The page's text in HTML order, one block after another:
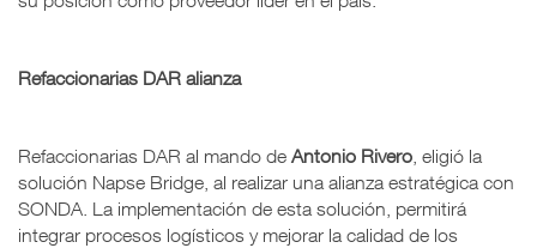
Refaccionarias DAR alianza
Refaccionarias DAR al mando de Antonio Rivero , eligió la
solución Napse Bridge, al realizar una alianza estratégica con
SONDA. La implementación de esta solución, permitirá
integrar procesos logísticos y mejorar la calidad de los